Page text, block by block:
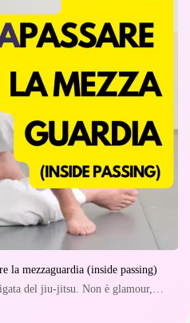
la mezzaguardia (inside passing)
del jiu-jitsu. Non è glamour,…